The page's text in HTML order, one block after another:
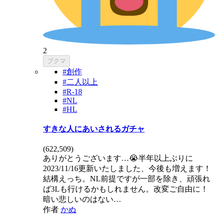
2
ブクマ
#創作
#二人以上
#R-18
#NL
#HL
すきな人にあいされるガチャ
(622,509)
ありがとうございます…😭半年以上ぶりに
2023/11/16更新いたしました、今後も増えます！
結構えっち。NL前提ですが一部を除き、頑張れ
ば3Lも行けるかもしれません。改変ご自由に！
暗い悲しいのはない…
作者 かぬ